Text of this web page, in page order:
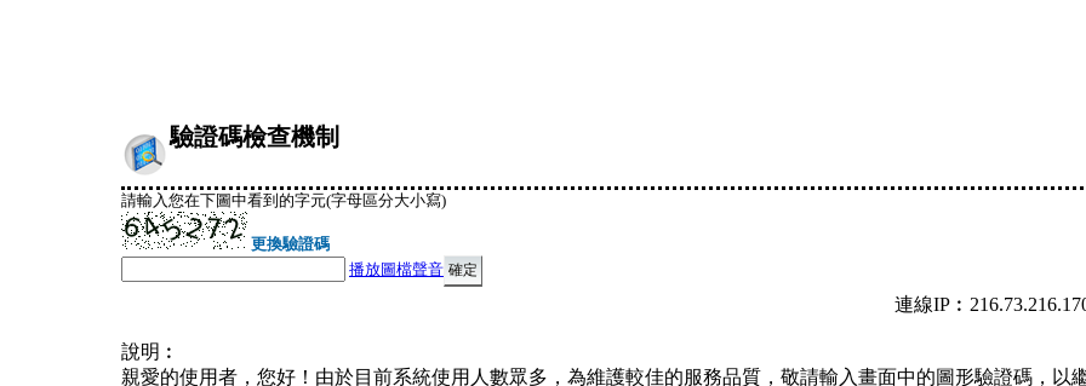
驗證碼檢查機制
請輸入您在下圖中看到的字元(字母區分大小寫)
更換驗證碼
播放圖檔聲音
連線
說明︰
親愛的使用者，您好！由於目前系統使用人數眾多，為維護較佳的服務品質，敬請輸入畫面中的圖形驗證碼，以